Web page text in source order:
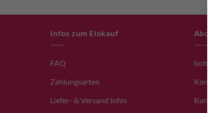
Infos zum Einkauf
FAQ
Zahlungsarten
Liefer- & Versand Infos
About
Kontakt
Kunden